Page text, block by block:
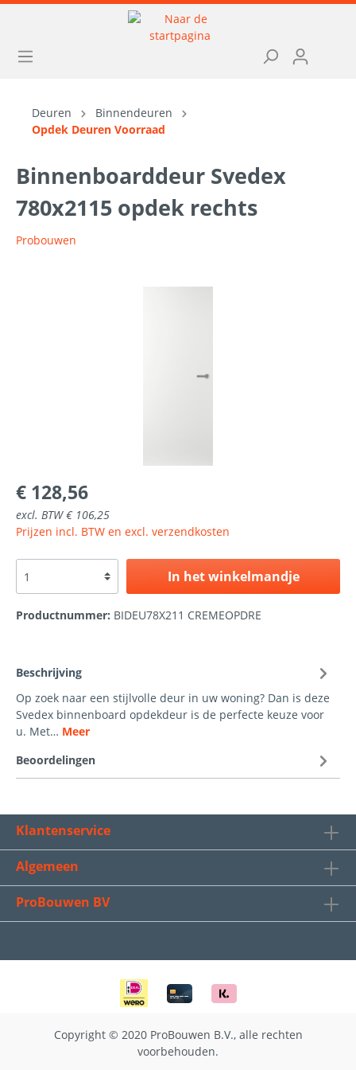
Deuren
Binnendeuren
Opdek Deuren Voorraad
Binnenboarddeur Svedex
780x2115 opdek rechts
Probouwen
€ 128,56
excl. BTW € 106,25
Prijzen incl. BTW en excl. verzendkosten
In het winkelmandje
Productnummer: BIDEU78X211 CREMEOPDRE
Beschrijving
Op zoek naar een stijlvolle deur in uw woning? Dan is deze
Svedex binnenboard opdekdeur is de perfecte keuze voor
u. Met… Meer
Beoordelingen
Klantenservice
Algemeen
ProBouwen BV
Copyright © 2020 ProBouwen B.V., alle rechten
voorbehouden.